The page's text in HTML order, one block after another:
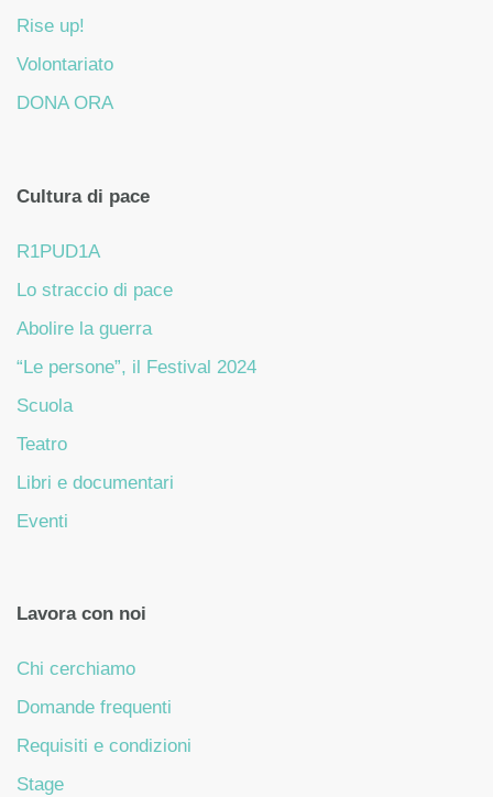
Rise up!
Volontariato
DONA ORA
Cultura di pace
R1PUD1A
Lo straccio di pace
Abolire la guerra
“Le persone”, il Festival 2024
Scuola
Teatro
Libri e documentari
Eventi
Lavora con noi
Chi cerchiamo
Domande frequenti
Requisiti e condizioni
Stage